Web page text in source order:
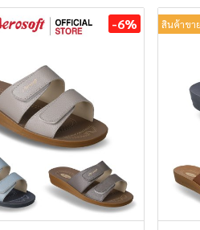
-6% สินค้าขา